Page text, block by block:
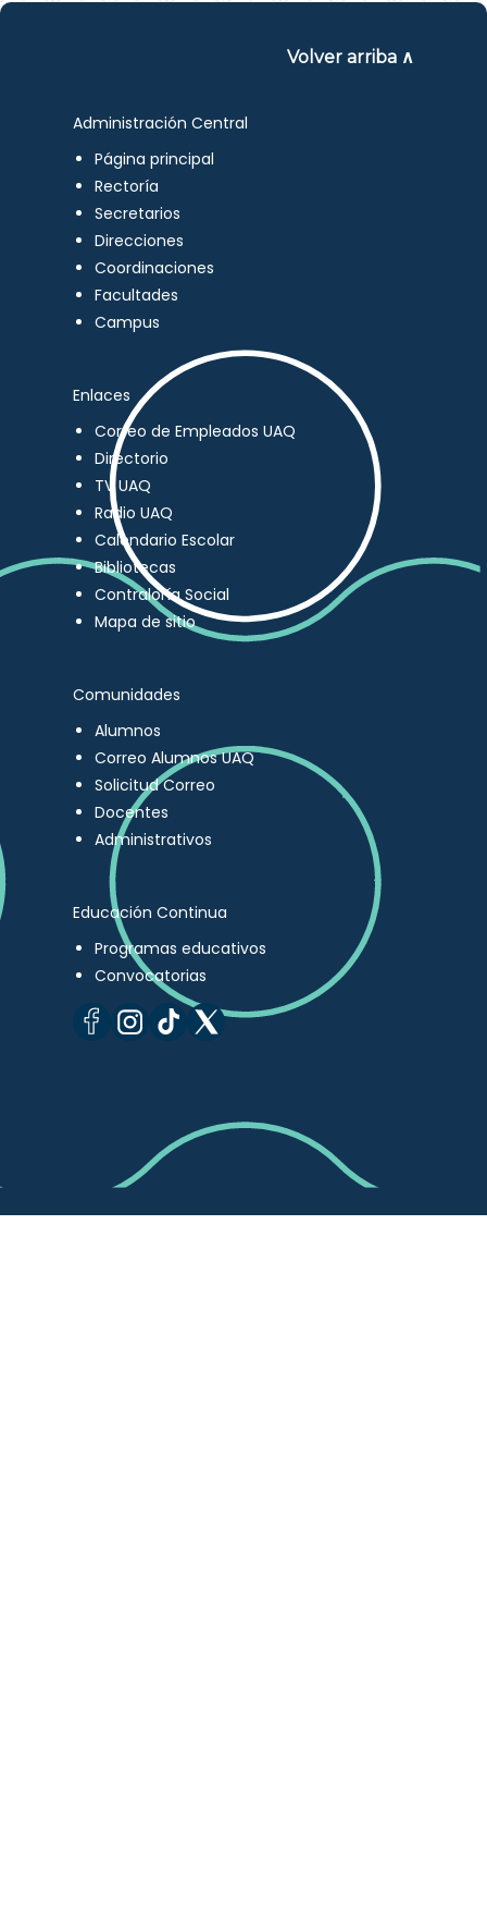
Volver arriba ∧
Administración Central
Página principal
Rectoría
Secretarios
Direcciones
Coordinaciones
Facultades
Campus
Enlaces
Correo de Empleados UAQ
Directorio
TV UAQ
Radio UAQ
Calendario Escolar
Bibliotecas
Contraloría Social
Mapa de sitio
Comunidades
Alumnos
Correo Alumnos UAQ
Solicitud Correo
Docentes
Administrativos
Educación Continua
Programas educativos
Convocatorias